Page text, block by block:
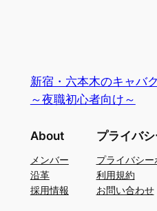
新宿・六本木のキャバ
～夜職初心者向け～
About
メンバー
沿革
採用情報
プライバ
プライバシー
利用規約
お問い合わせ